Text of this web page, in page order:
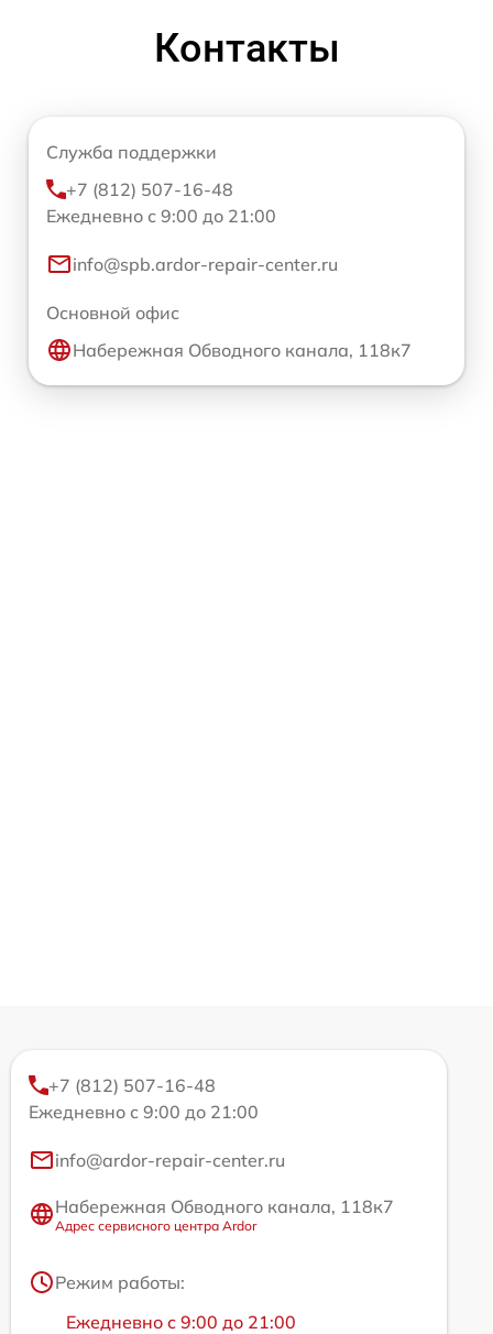
Контакты
Служба поддержки
+7 (812) 507-16-48
Ежедневно с 9:00 до 21:00
info@spb.ardor-repair-center.ru
Основной офис
Набережная Обводного канала, 118к7
+7 (812) 507-16-48
Ежедневно с 9:00 до 21:00
info@ardor-repair-center.ru
Набережная Обводного канала, 118к7
Адрес сервисного центра Ardor
Режим работы:
Ежедневно с 9:00 до 21:00